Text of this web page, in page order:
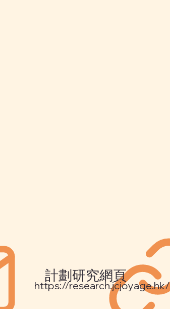
https://research.jcjoyage.hk/
計劃研究網頁